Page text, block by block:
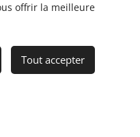
Tous droits réservés.
offrir la meilleure
Tout accepter